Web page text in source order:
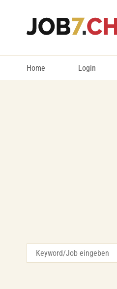
Home Login